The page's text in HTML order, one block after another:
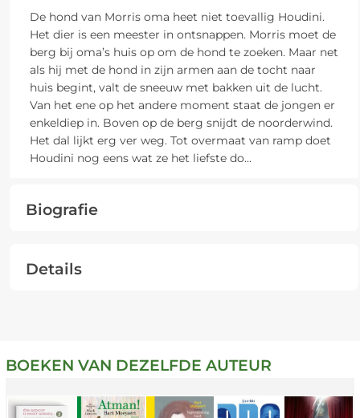
De hond van Morris oma heet niet toevallig Houdini.
Het dier is een meester in ontsnappen. Morris moet de
berg bij oma’s huis op om de hond te zoeken. Maar net
als hij met de hond in zijn armen aan de tocht naar
huis begint, valt de sneeuw met bakken uit de lucht.
Van het ene op het andere moment staat de jongen er
enkeldiep in. Boven op de berg snijdt de noorderwind.
Het dal lijkt erg ver weg. Tot overmaat van ramp doet
Houdini nog eens wat ze het liefste do...
Biografie
Details
BOEKEN VAN DEZELFDE AUTEUR